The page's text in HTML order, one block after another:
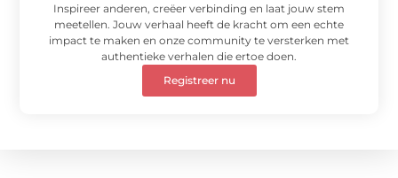
Inspireer anderen, creëer verbinding en laat jouw stem
meetellen. Jouw verhaal heeft de kracht om een echte
impact te maken en onze community te versterken met
authentieke verhalen die ertoe doen.
Registreer nu